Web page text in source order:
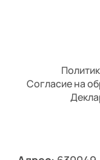
Согласие на